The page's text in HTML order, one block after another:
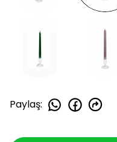
Paylaş: